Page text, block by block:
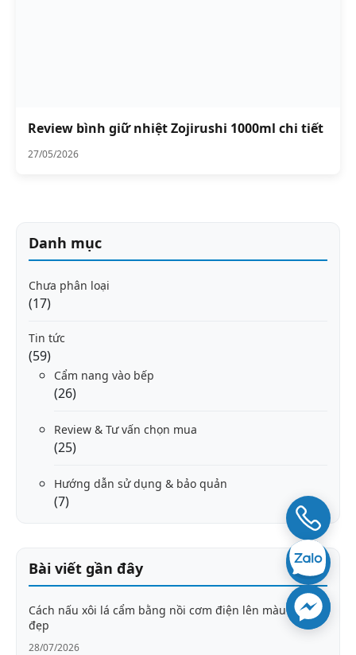
Review bình giữ nhiệt Zojirushi 1000ml chi tiết
27/05/2026
Danh mục
Chưa phân loại
(17)
Tin tức
(59)
Cẩm nang vào bếp
(26)
Review & Tư vấn chọn mua
(25)
Hướng dẫn sử dụng & bảo quản
(7)
Bài viết gần đây
Cách nấu xôi lá cẩm bằng nồi cơm điện lên màu tím
đẹp
28/07/2026